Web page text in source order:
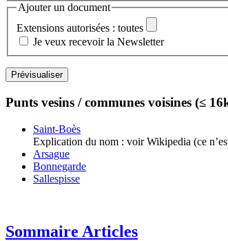
Ajouter un document
Extensions autorisées : toutes
Je veux recevoir la Newsletter
Punts vesins / communes voisines (≤
Saint-Boès
Explication du nom : voir Wikipedia (ce
Arsague
Bonnegarde
Sallespisse
Sommaire Articles